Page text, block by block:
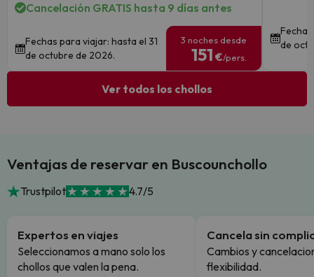
Cancelación GRATIS hasta 9 días antes
Fechas para viajar: hasta el 31
de octubre de 2026.
3 noches desde
151 €/pers.
de
Ver todos los chollos
Ventajas de reservar en Buscounchollo
Trustpilot 4.7/5
Expertos en viajes
Seleccionamos a mano solo los
chollos que valen la pena.
Cancela sin
Cambios y
flexibilidad.